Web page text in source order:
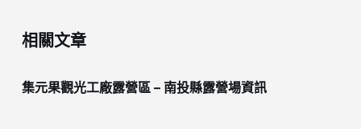
相關文章
集元果觀光工廠露營區 – 南投縣露營場資訊